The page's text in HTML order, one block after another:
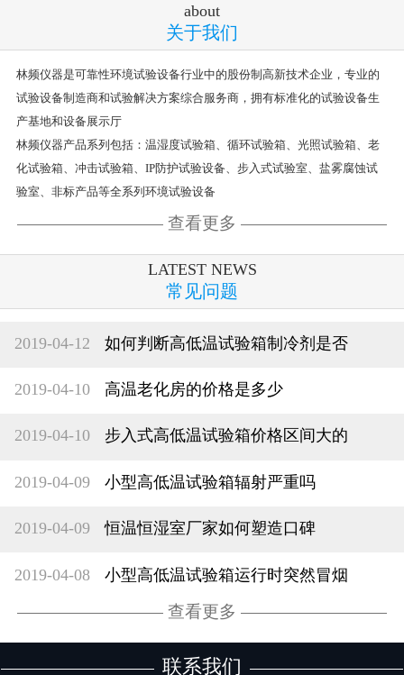
about
关于我们
林频仪器是可靠性环境试验设备行业中的股份制高新技术企业，专业的
试验设备制造商和试验解决方案综合服务商，拥有标准化的试验设备生
产基地和设备展示厅
林频仪器产品系列包括：温湿度试验箱、循环试验箱、光照试验箱、老
化试验箱、冲击试验箱、IP防护试验设备、步入式试验室、盐雾腐蚀试
验室、非标产品等全系列环境试验设备
查看更多
LATEST NEWS
常见问题
2019-04-12 如何判断高低温试验箱制冷剂是否
2019-04-10 高温老化房的价格是多少
2019-04-10 步入式高低温试验箱价格区间大的
2019-04-09 小型高低温试验箱辐射严重吗
2019-04-09 恒温恒湿室厂家如何塑造口碑
2019-04-08 小型高低温试验箱运行时突然冒烟
查看更多
联系我们